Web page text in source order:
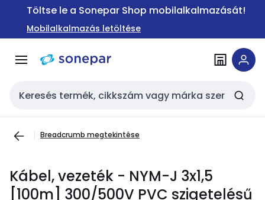
Ugrás a
Ugrás a
tartalomra
Töltse le a Sonepar Shop mobilalkalmazását!
Mobilalkalmazás letöltése
Keresési bemenet
Breadcrumb megtekintése
Kábel, vezeték - NYM-J 3x1,5
[100m] 300/500V PVC szigetelésű